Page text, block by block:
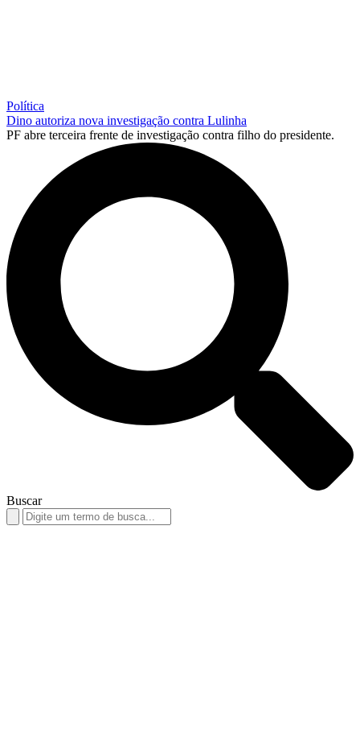
Política
Dino autoriza nova investigação contra Lulinha
PF abre terceira frente de investigação contra filho do presidente.
Buscar
Search
for: